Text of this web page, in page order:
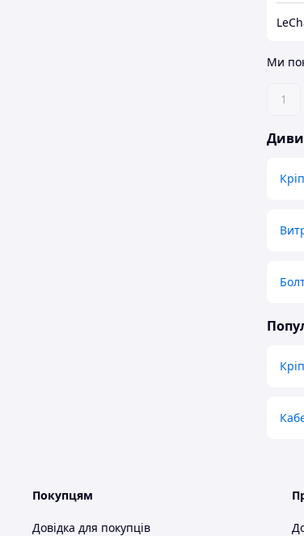
Ми
1
Покупцям
Довідка для покупців